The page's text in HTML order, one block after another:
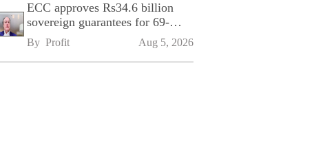
ECC approves Rs34.6 billion
sovereign guarantees for 69-
kilometre Sialkot-Kharian
Motorway
By Profit Aug 5, 2026